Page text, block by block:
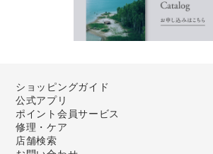
ショッピングガイド
公式アプリ
ポイント会員サービス
修理・ケア
店舗検索